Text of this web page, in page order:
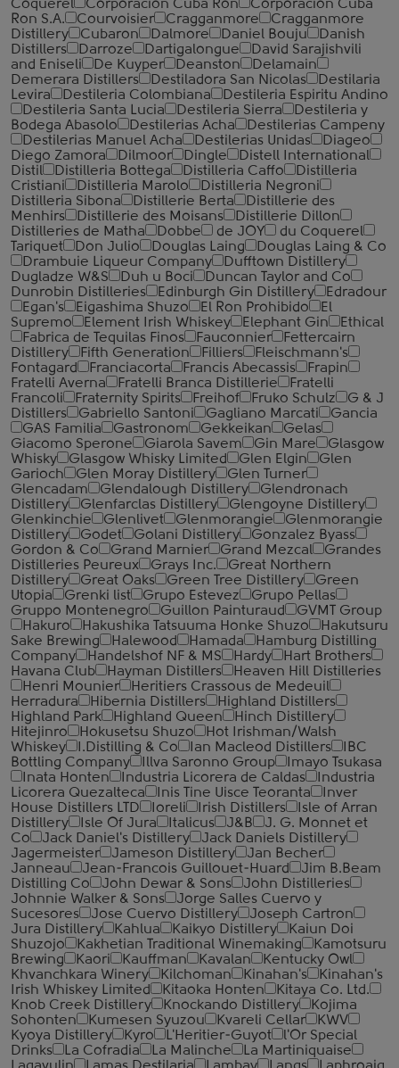
Coquerel
Corporacion Cuba Ron
Corporacion Cuba
Ron S.A.
Courvoisier Cragganmore
Cragganmore
Distillery
Cubaron Dalmore Daniel Bouju
Danish
Distillers
Darroze Dartigalongue
David Sarajishvili
and Eniseli
De Kuyper Deanston
Delamain
Demerara Distillers
Destiladora San Nicolas
Destilaria
Levira
Destileria Colombiana
Destileria Espiritu Andino
Destileria Santa Lucia
Destileria Sierra
Destileria y
Bodega Abasolo
Destilerias Acha
Destilerias Campeny
Destilerias Manuel Acha
Destilerias Unidas
Diageo
Diego Zamora
Dilmoor Dingle
Distell International
Distil
Distilleria Bottega Distilleria Caffo
Distilleria
Cristiani
Distilleria Marolo
Distilleria Negroni
Distilleria Sibona
Distillerie Berta
Distillerie des
Menhirs
Distillerie des Moisans
Distillerie Dillon
Distilleries de Matha
Dobbe de JOY
du Coquerel
Tariquet
Don Julio Douglas Laing
Douglas Laing & Co
Drambuie Liqueur Company
Dufftown Distillery
Dugladze W&S
Duh u Boci
Duncan Taylor and Co
Dunrobin Distilleries
Edinburgh Gin Distillery
Edradour
Egan's
Eigashima Shuzo El Ron Prohibido
El
Supremo
Element Irish Whiskey Elephant Gin
Ethical
Fabrica de Tequilas Finos
Fauconnier
Fettercairn
Distillery
Fifth Generation Filliers
Fleischmann's
Fontagard
Franciacorta Francis Abecassis
Frapin
Fratelli Averna
Fratelli Branca Distillerie
Fratelli
‎Francoli
Fraternity Spirits Freihof Fruko Schulz
G & J
Distillers
Gabriello Santoni Gagliano Marcati
Gancia
GAS Familia
Gastronom Gekkeikan
Gelas
Giacomo Sperone
Giarola Savem Gin Mare
Glasgow
Whisky
Glasgow Whisky Limited Glen Elgin
Glen
Garioch
Glen Moray Distillery
Glen Turner
Glencadam
Glendalough Distillery
Glendronach
Distillery
Glenfarclas Distillery
Glengoyne Distillery
Glenkinchie
Glenlivet Glenmorangie
Glenmorangie
Distillery
Godet Golani Distillery
Gonzalez Byass
Gordon & Co
Grand Marnier Grand Mezcal
Grandes
Distilleries Peureux
Grays Inc.
Great Northern
Distillery
Great Oaks Green Tree Distillery
Green
Utopia
Grenki list Grupo Estevez
Grupo Pellas
Gruppo Montenegro
Guillon Painturaud
GVMT Group
Hakuro
Hakushika Tatsuuma Honke Shuzo
Hakutsuru
Sake Brewing
Halewood Hamada
Hamburg Distilling
Company
Handelshof NF & MS Hardy
Hart Brothers
Havana Club
Hayman Distillers
Heaven Hill Distilleries
Henri Mounier
Heritiers Crassous de Medeuil
Herradura
Hibernia Distillers
Highland Distillers
Highland Park
Highland Queen
Hinch Distillery
Hitejinro
Hokusetsu Shuzo
Hot Irishman/Walsh
Whiskey
I.Distilling & Co Ian Macleod Distillers
IBC
Bottling Company
Illva Saronno Group
Imayo Tsukasa
Inata Honten
Industria Licorera de Caldas
Industria
Licorera Quezalteca
Inis Tine Uisce Teoranta
Inver
House Distillers LTD
Ioreli Irish Distillers
Isle of Arran
Distillery
Isle Of Jura Italicus J&B
J. G. Monnet et
Co
Jack Daniel's Distillery
Jack Daniels Distillery
Jagermeister
Jameson Distillery
Jan Becher
Janneau
Jean-Francois Guillouet-Huard
Jim B.Beam
Distilling Co
John Dewar & Sons
John Distilleries
Johnnie Walker & Sons
Jorge Salles Cuervo y
Sucesores
Jose Cuervo Distillery
Joseph Cartron
Jura Distillery
Kahlua Kaikyo Distillery
Kaiun Doi
Shuzojo
Kakhetian Traditional Winemaking
Kamotsuru
Brewing
Kaori Kauffman Kavalan
Kentucky Owl
Khvanchkara Winery
Kilchoman Kinahan's
Kinahan's
Irish Whiskey Limited
Kitaoka Honten
Kitaya Co. Ltd.
Knob Creek Distillery
Knockando Distillery
Kojima
Sohonten
Kumesen Syuzou Kvareli Cellar
KWV
Kyoya Distillery
Kyro L'Heritier-Guyot
l'Or Special
Drinks
La Cofradia La Malinche
La Martiniquaise